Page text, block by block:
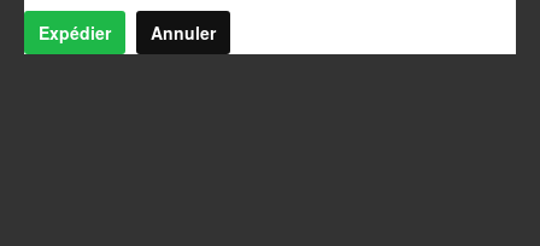
Expédier Annuler